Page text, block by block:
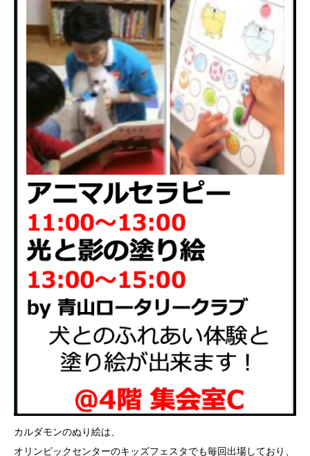
カルダモンのぬり絵は、
オリンピックセンターのキッズフェスタでも毎回出場しており、